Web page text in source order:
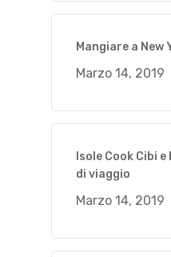
Mangiare a New
Marzo 14, 2019
Isole Cook Cibi
di viaggio
Marzo 14, 2019